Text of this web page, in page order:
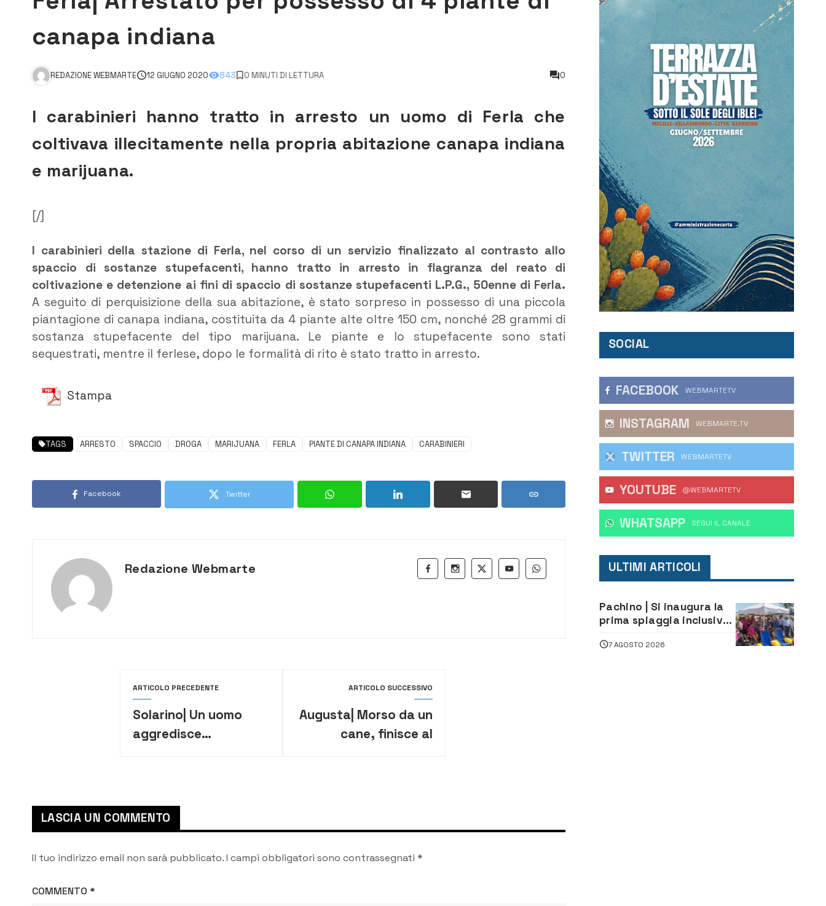
canapa indiana
REDAZIONE WEBMARTE 12 GIUGNO 2020 843 0 MINUTI DI LETTURA 0
I carabinieri hanno tratto in arresto un uomo di Ferla che
coltivava illecitamente nella propria abitazione canapa indiana
e marijuana.
[/]
I carabinieri della stazione di Ferla, nel corso di un servizio finalizzato al contrasto allo
spaccio di sostanze stupefacenti, hanno tratto in arresto in flagranza del reato di
coltivazione e detenzione ai fini di spaccio di sostanze stupefacenti L.P.G., 50enne di Ferla.
A seguito di perquisizione della sua abitazione, è stato sorpreso in possesso di una piccola
piantagione di canapa indiana, costituita da 4 piante alte oltre 150 cm, nonché 28 grammi di
sostanza stupefacente del tipo marijuana. Le piante e lo stupefacente sono stati
sequestrati, mentre il ferlese, dopo le formalità di rito è stato tratto in arresto.
Stampa
TAGS ARRESTO SPACCIO DROGA MARIJUANA FERLA PIANTE DI CANAPA INDIANA CARABINIERI
Facebook Twitter
Redazione Webmarte
ARTICOLO PRECEDENTE
Solarino| Un uomo
aggredisce
ARTICOLO SUCCESSIVO
Augusta| Morso da un
cane, finisce al
LASCIA UN COMMENTO
Il tuo indirizzo email non sarà pubblicato.I campi obbligatori sono contrassegnati *
COMMENTO *
SOCIAL
FACEBOOK WEBMARTETV
INSTAGRAM WEBMARTE.TV
TWITTER WEBMARTETV
YOUTUBE @WEBMARTETV
WHATSAPP ‎SEGUI IL CANALE
ULTIMI ARTICOLI
Pachino | Si inaugura la
prima spiaggia inclusiva
assistenza e prevenzione
7 AGOSTO 2026